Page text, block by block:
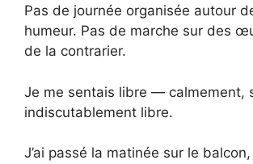
Pas de journée organisée autour
humeur. Pas de marche sur des
de la contrarier.
Je me sentais libre — calmement,
indiscutablement libre.
J’ai passé la matinée sur le